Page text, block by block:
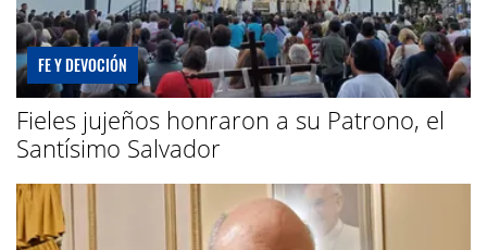
FE Y DEVOCIÓN
Fieles jujeños honraron a su Patrono, el
Santísimo Salvador